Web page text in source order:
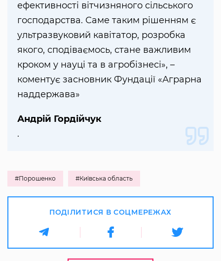
ефективності вітчизняного сільського
господарства. Саме таким рішенням є
ультразвуковий кавітатор, розробка
якого, сподіваємось, стане важливим
кроком у науці та в агробізнесі», –
коментує засновник Фундації «Аграрна
наддержава»
Андрій Гордійчук
.
#Порошенко #Київська область
ПОДІЛИТИСЯ В СОЦМЕРЕЖАХ